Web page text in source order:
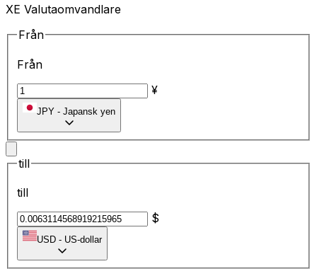
XE Valutaomvandlare
Från
Från
¥
JPY - Japansk yen
till
till
$
USD - US-dollar